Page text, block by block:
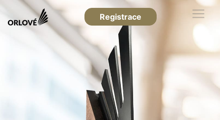
Registrace